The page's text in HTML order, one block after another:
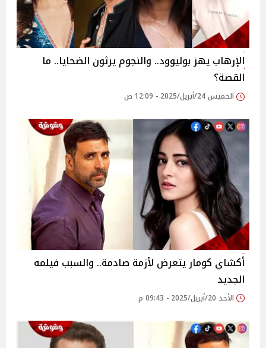
الإرهاب يهز بوليوود.. والنجوم يرثون الضحايا.. ما
القصة؟
الخميس 24/أبريل/2025 - 12:09 ص
أكشاي كومار يتعرض لأزمة صادمة.. والسبب فيلمه
الجديد
الأحد 20/أبريل/2025 - 09:43 م